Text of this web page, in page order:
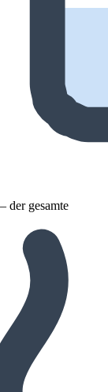
der gesamte